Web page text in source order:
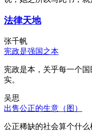
法律天地
张千帆
宪政是强国之本
宪政是本，关乎每一个
实。
吴思
出售公正的生意（图）
公正稀缺的社会算个什